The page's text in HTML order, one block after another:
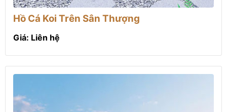
Hồ Cá Koi Trên Sân Thượng
Giá: Liên hệ